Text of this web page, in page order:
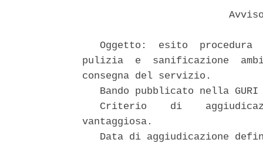
Oggetto:  esito  procedura
pulizia  e  sanificazione
consegna del servizio.
Bando pubblicato nella
Criterio    di
vantaggiosa.
Data di aggiudicazione